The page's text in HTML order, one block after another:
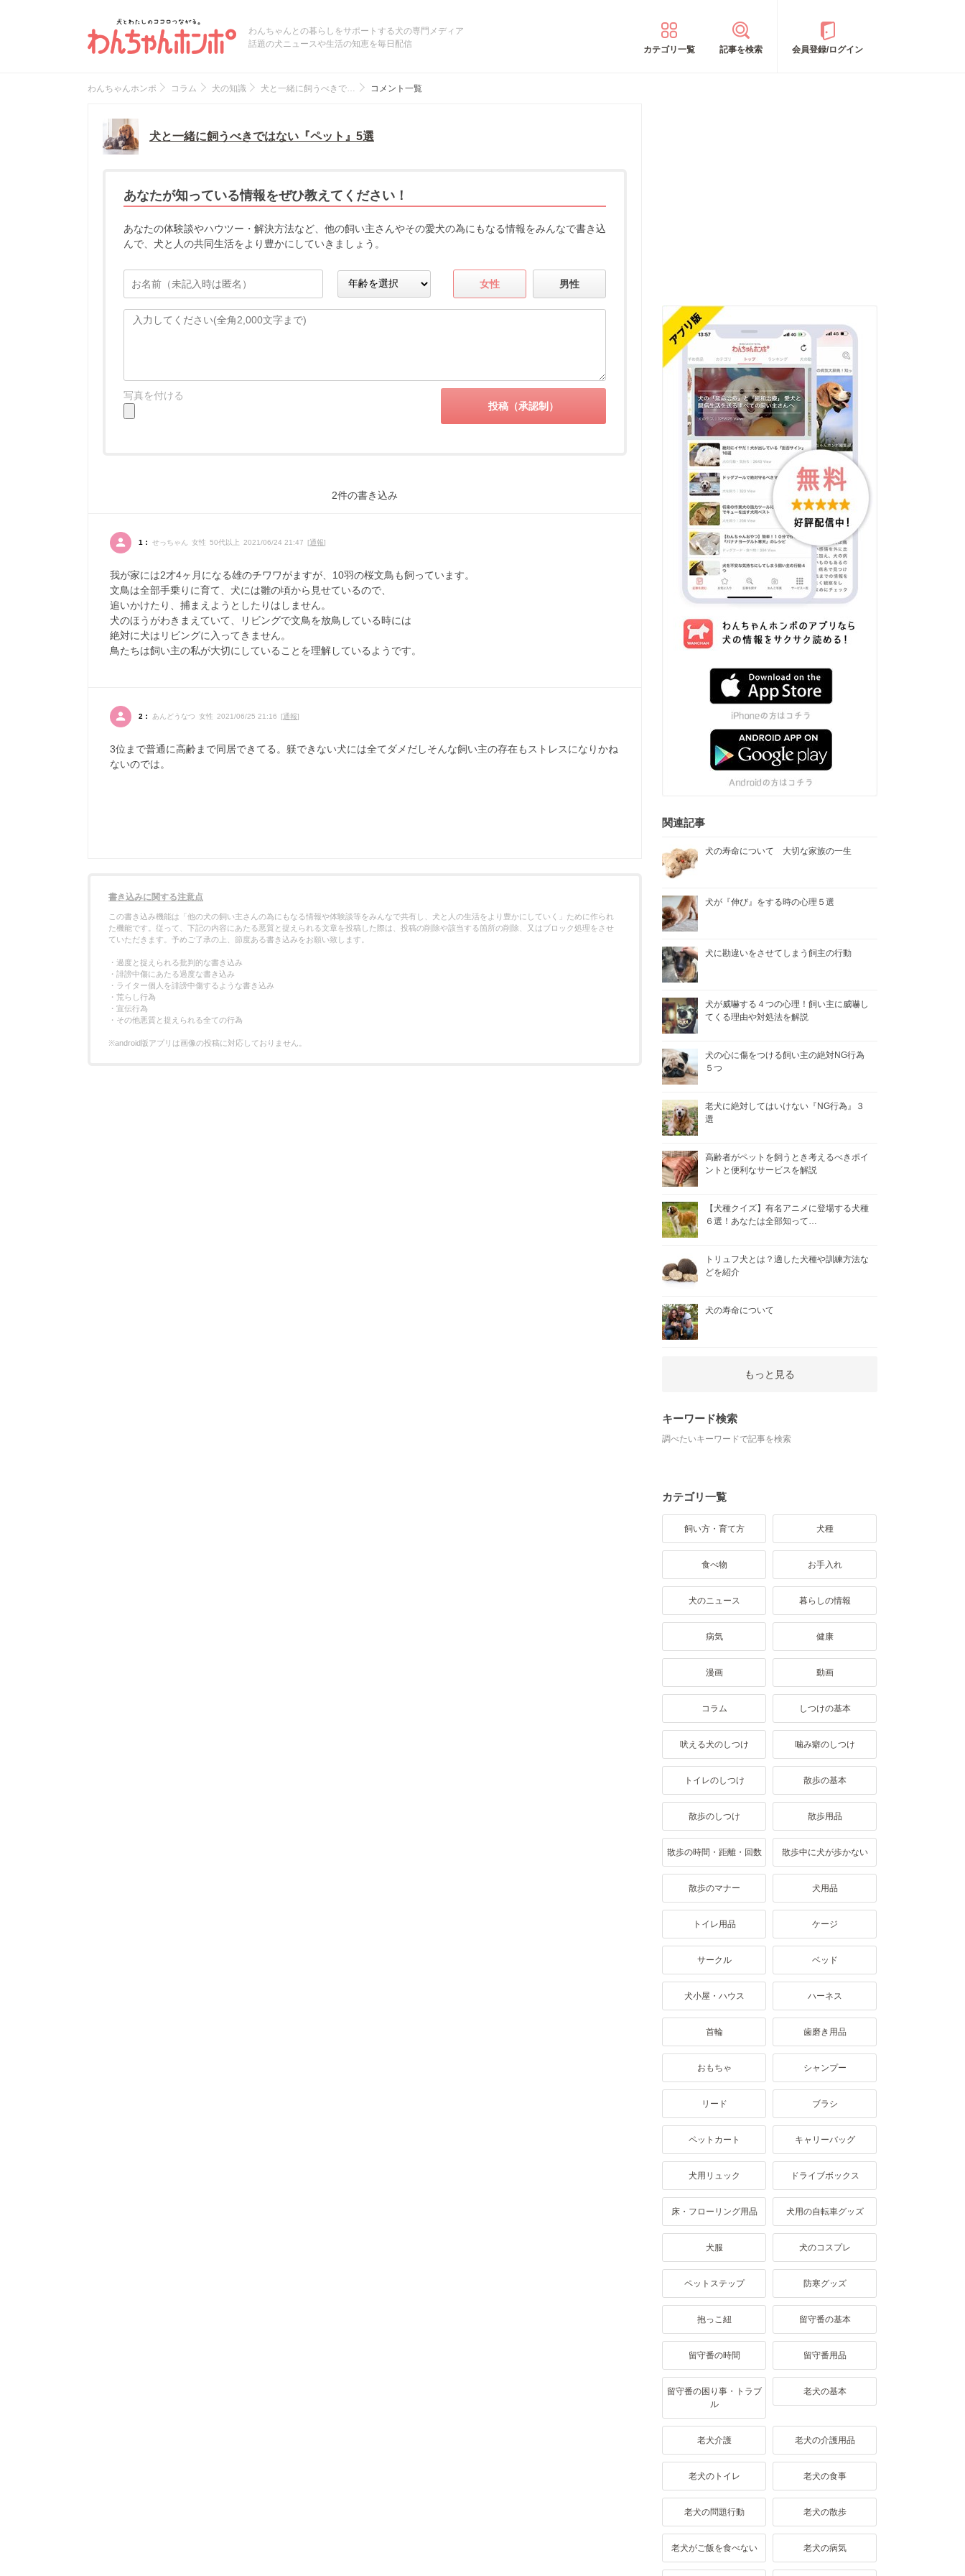
わんちゃんとの暮らしをサポートする犬の専門メディア
話題の犬ニュースや生活の知恵を毎日配信
カテゴリ一覧 記事を検索 会員登録/ログイン
わんちゃんホンポ コラム 犬の知識 犬と一緒に飼うべきで… コメント一覧
犬と一緒に飼うべきではない『ペット』5選
あなたが知っている情報をぜひ教えてください！
あなたの体験談やハウツー・解決方法など、他の飼い主さんやその愛犬の為にもなる情報をみんなで書き込
んで、犬と人の共同生活をより豊かにしていきましょう。
女性 男性
写真を付ける
2件の書き込み
1： せっちゃん 女性 50代以上 2021/06/24 21:47 [通報]
我が家には2才4ヶ月になる雄のチワワがますが、10羽の桜文鳥も飼っています。
文鳥は全部手乗りに育て、犬には雛の頃から見せているので、
追いかけたり、捕まえようとしたりはしません。
犬のほうがわきまえていて、リビングで文鳥を放鳥している時には
絶対に犬はリビングに入ってきません。
鳥たちは飼い主の私が大切にしていることを理解しているようです。
2： あんどうなつ 女性 2021/06/25 21:16 [通報]
3位まで普通に高齢まで同居できてる。躾できない犬には全てダメだしそんな飼い主の存在もストレスになりかね
ないのでは。
書き込みに関する注意点
この書き込み機能は「他の犬の飼い主さんの為にもなる情報や体験談等をみんなで共有し、犬と人の生活をより豊かにしていく」ために作られ
た機能です。従って、下記の内容にあたる悪質と捉えられる文章を投稿した際は、投稿の削除や該当する箇所の削除、又はブロック処理をさせ
ていただきます。予めご了承の上、節度ある書き込みをお願い致します。
・過度と捉えられる批判的な書き込み
・誹謗中傷にあたる過度な書き込み
・ライター個人を誹謗中傷するような書き込み
・荒らし行為
・宣伝行為
・その他悪質と捉えられる全ての行為
※android版アプリは画像の投稿に対応しておりません。
関連記事
犬の寿命について 大切な家族の一生
犬が『伸び』をする時の心理５選
犬に勘違いをさせてしまう飼主の行動
犬が威嚇する４つの心理！飼い主に威嚇し
てくる理由や対処法を解説
犬の心に傷をつける飼い主の絶対NG行為
５つ
老犬に絶対してはいけない『NG行為』３
選
高齢者がペットを飼うとき考えるべきポイ
ントと便利なサービスを解説
【犬種クイズ】有名アニメに登場する犬種
６選！あなたは全部知って…
トリュフ犬とは？適した犬種や訓練方法な
どを紹介
犬の寿命について
もっと見る
キーワード検索
調べたいキーワードで記事を検索
カテゴリ一覧
飼い方・育て方 犬種
食べ物 お手入れ
犬のニュース 暮らしの情報
病気 健康
漫画 動画
コラム しつけの基本
吠える犬のしつけ 噛み癖のしつけ
トイレのしつけ 散歩の基本
散歩のしつけ 散歩用品
散歩の時間・距離・回数 散歩中に犬が歩かない
散歩のマナー 犬用品
トイレ用品 ケージ
サークル ベッド
犬小屋・ハウス ハーネス
首輪 歯磨き用品
おもちゃ シャンプー
リード ブラシ
ペットカート キャリーバッグ
犬用リュック ドライブボックス
床・フローリング用品 犬用の自転車グッズ
犬服 犬のコスプレ
ペットステップ 防寒グッズ
抱っこ紐 留守番の基本
留守番の時間 留守番用品
留守番の困り事・トラブ
ル
老犬の基本
老犬介護 老犬の介護用品
老犬のトイレ 老犬の食事
老犬の問題行動 老犬の散歩
老犬がご飯を食べない 老犬の病気